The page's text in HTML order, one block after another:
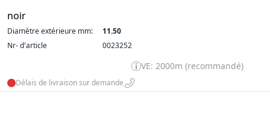
noir
Diamètre extérieure mm:
11.50
Nr- d'article
0023252
VE: 2000m (recommandé)
Délais de livraison sur demande